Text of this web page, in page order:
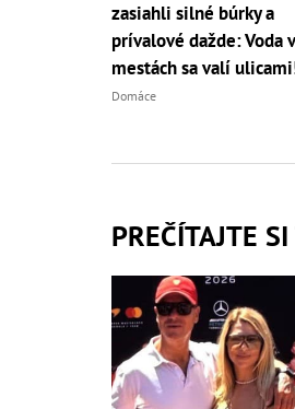
zasiahli silné búrky a
prívalové dažde: Voda v
mestách sa valí
Domáce
PREČÍTAJTE